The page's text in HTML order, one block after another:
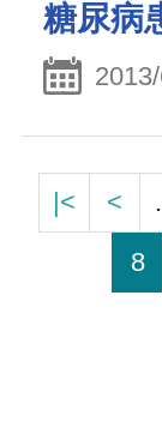
糖尿病
|< <
8